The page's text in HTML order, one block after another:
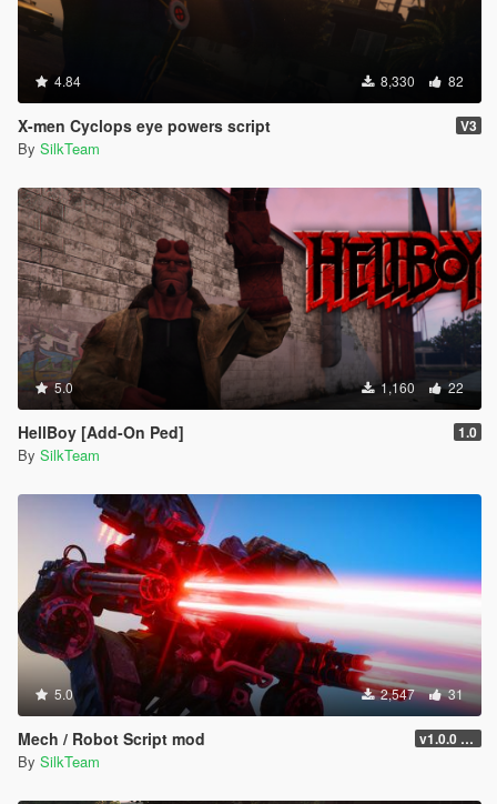
4.84 8,330 82
X-men Cyclops eye powers script V3
By SilkTeam
5.0 1,160 22
HellBoy [Add-On Ped] 1.0
By SilkTeam
5.0 2,547 31
Mech / Robot Script mod v1.0.0 Beta
By SilkTeam